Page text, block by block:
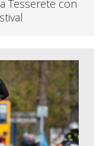
Tesserete con